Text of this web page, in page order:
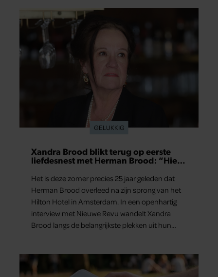
GELUKKIG
Xandra Brood blikt terug op eerste
liefdesnest met Herman Brood: “Hier
Het is deze zomer precies 25 jaar geleden dat
Herman Brood overleed na zijn sprong van het
Hilton Hotel in Amsterdam. In een openhartig
interview met Nieuwe Revu wandelt Xandra
Brood langs de belangrijkste plekken uit hun
aan herinneringen op. Daar begon hun leven
samen en werd dochter Lola geboren.